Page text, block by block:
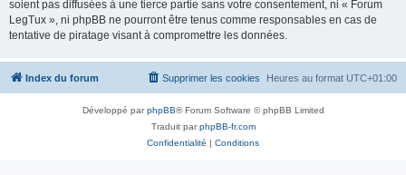
soient pas diffusées à une tierce partie sans votre consentement, ni « Forum
LegTux », ni phpBB ne pourront être tenus comme responsables en cas de
tentative de piratage visant à compromettre les données.
Index du forum Heures au format UTC+01:00
Supprimer les cookies
Développé parphpBB® Forum Software © phpBB Limited
Traduit parphpBB-fr.com
Confidentialité | Conditions